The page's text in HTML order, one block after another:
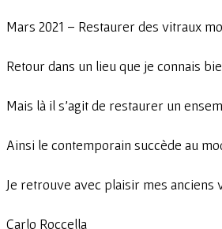
Mars 2021 – Restaurer des vitraux
Retour dans un lieu que je connais
Mais là il s’agit de restaurer un
Ainsi le contemporain succède au
Je retrouve avec plaisir mes anciens
Carlo Roccella